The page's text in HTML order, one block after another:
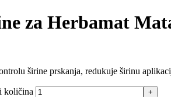
za Herbamat
širine prskanja, redukuje širinu
količina